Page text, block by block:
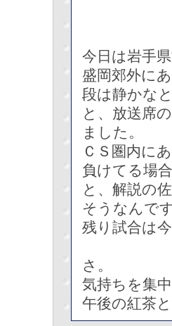
今日は岩手
盛岡郊外に
段は静かな
と、放送席
ました。
ＣＳ圏内に
負けてる場
と、解説の
そうなんで
残り試合は
さ。
気持ちを集
午後の紅茶